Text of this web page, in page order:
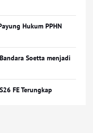
Hukum PPHN
Soetta menjadi
FE Terungkap